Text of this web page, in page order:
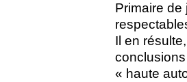
Primaire
Il en
« haute